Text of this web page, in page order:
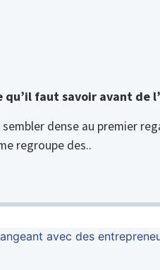
qu’il faut savoir avant de
dense au premier
regroupe des..